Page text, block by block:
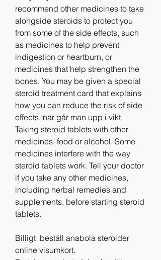
recommend other medicines to take
alongside steroids to protect you
from some of the side effects, such
as medicines to help prevent
indigestion or heartburn, or
medicines that help strengthen the
bones. You may be given a special
steroid treatment card that explains
how you can reduce the risk of side
effects, när går man upp i vikt.
Taking steroid tablets with other
medicines, food or alcohol. Some
medicines interfere with the way
steroid tablets work. Tell your doctor
if you take any other medicines,
including herbal remedies and
supplements, before starting steroid
tablets.
Billigt  beställ anabola steroider
online visumkort.